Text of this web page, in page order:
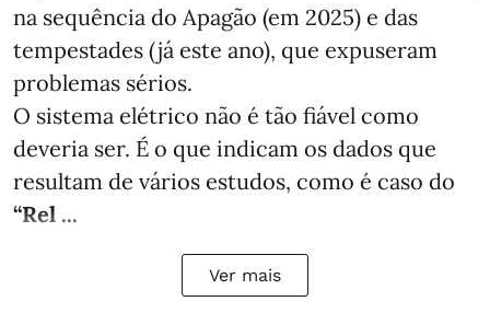
na sequência do Apagão (em 2025) e das
tempestades (já este ano), que expuseram
problemas sérios.
O sistema elétrico não é tão fiável como
deveria ser. É o que indicam os dados que
resultam de vários estudos, como é caso do
“Rel ...
Ver mais